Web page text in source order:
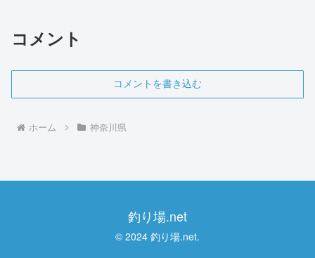
コメント
コメントを書き込む
ホーム 神奈川県
釣り場.net
© 2024 釣り場.net.